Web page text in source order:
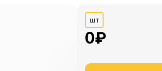
шт
0₽